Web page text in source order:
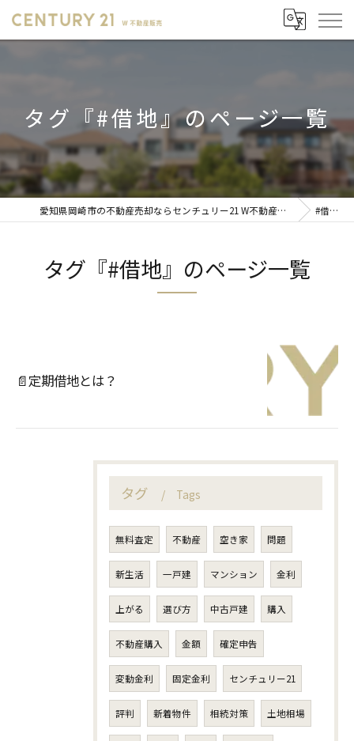
タグ『#借地』のページ一覧
愛知県岡崎市の不動産売却ならセンチュリー21 W不動産販売 #借地
タグ『#借地』のページ一覧
📄定期借地とは？
タグ Tags
無料査定 不動産 空き家 問題
新生活 一戸建 マンション 金利
上がる 選び方 中古戸建 購入
不動産購入 金額 確定申告
変動金利 固定金利 センチュリー21
評判 新着物件 相続対策 土地相場